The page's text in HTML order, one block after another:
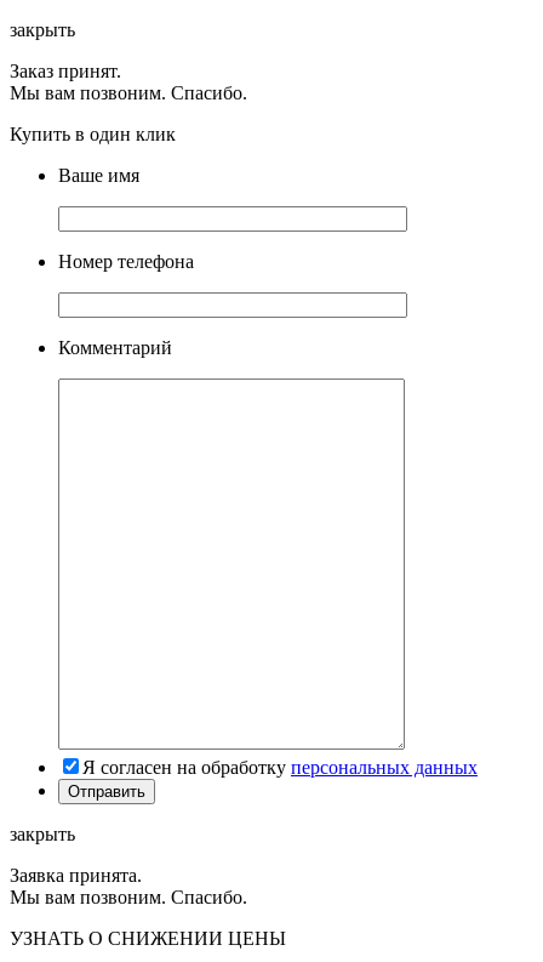
закрыть
Заказ принят.
Мы вам позвоним. Спасибо.
Купить в один клик
Ваше имя
Номер телефона
Комментарий
Я согласен на обработку персональных данных
закрыть
Заявка принята.
Мы вам позвоним. Спасибо.
УЗНАТЬ О СНИЖЕНИИ ЦЕНЫ